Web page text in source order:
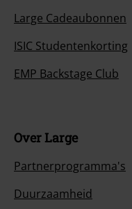
Large Cadeaubonnen
ISIC Studentenkorting
EMP Backstage Club
Over Large
Partnerprogramma's
Duurzaamheid